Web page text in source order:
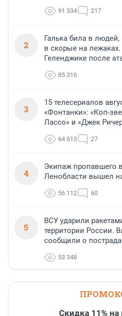
91 334 217
2
Галька била в
в скорые на
Геленджике после
85 316
3
15 телесериалов
«Фонтанки»: «Коп-
Лассо» и «Джек
64 613 27
4
Экипаж пропавшего
Ленобласти вышел
56 112 60
5
ВСУ ударили
территории России.
сообщили о
53 348
Скидка 11% на